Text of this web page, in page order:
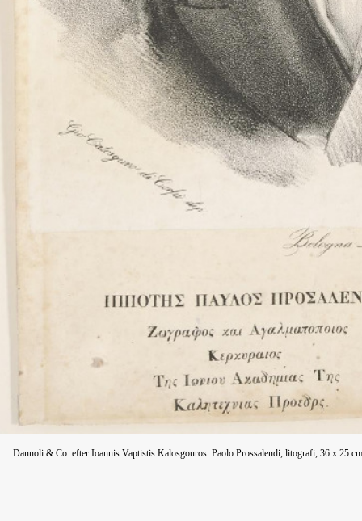
Dannoli & Co. efter Ioannis Vaptistis Kalosgouros: Paolo Prossalendi, litografi, 36 x 25